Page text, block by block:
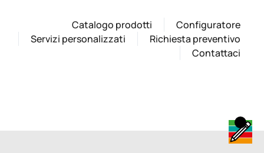
Catalogo prodotti
Configuratore
Servizi personalizzati
Richiesta preventivo
Contattaci